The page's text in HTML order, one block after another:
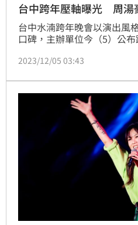
台中跨年壓軸曝光 周湯
台中水湳跨年晚會以演出風
口碑，主辦單位今（5）公
必掀起跨年夜高潮，台下女
三場演出，表示：「以前都
力也很大！今年很開心可以
於2024一定是很棒的開始。
2023/12/05 03:43